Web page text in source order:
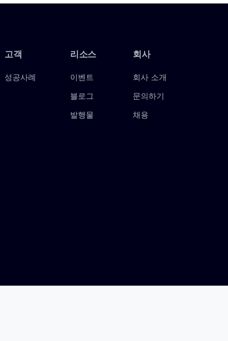
고객
성공사례
리소스
이벤트
블로그
발행물
회사
회사 소개
문의하기
채용